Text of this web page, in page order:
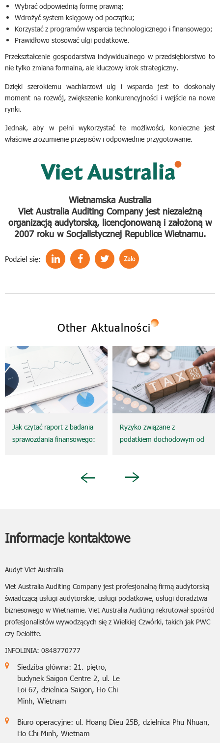
Wybrać odpowiednią formę prawną;
Wdrożyć system księgowy od początku;
Korzystać z programów wsparcia technologicznego i finansowego;
Prawidłowo stosować ulgi podatkowe.
Przekształcenie gospodarstwa indywidualnego w przedsiębiorstwo to
nie tylko zmiana formalna, ale kluczowy krok strategiczny.
Dzięki szerokiemu wachlarzowi ulg i wsparcia jest to doskonały
moment na rozwój, zwiększenie konkurencyjności i wejście na nowe
rynki.
Jednak, aby w pełni wykorzystać te możliwości, konieczne jest
właściwe zrozumienie przepisów i odpowiednie przygotowanie.
Wietnamska Australia
Viet Australia Auditing Company jest niezależną
organizacją audytorską, licencjonowaną i założoną w
2007 roku w Socjalistycznej Republice Wietnamu.
Podziel się:
Other Aktualności
Previous
Jak czytać raport z badania
sprawozdania finansowego:
Ryzyko związane z
podatkiem dochodowym od
pojęcie Zakładu (Permanent
Next
Informacje kontaktowe
Audyt Viet Australia
Viet Australia Auditing Company jest profesjonalną firmą audytorską
świadczącą usługi audytorskie, usługi podatkowe, usługi doradztwa
biznesowego w Wietnamie. Viet Australia Auditing rekrutował spośród
profesjonalistów wywodzących się z Wielkiej Czwórki, takich jak PWC
czy Deloitte.
INFOLINIA: 0848770777
Siedziba główna: 21. piętro,
budynek Saigon Centre 2, ul. Le
Loi 67, dzielnica Saigon, Ho Chi
Minh, Wietnam
Biuro operacyjne: ul. Hoang Dieu 25B, dzielnica Phu Nhuan,
Ho Chi Minh, Wietnam